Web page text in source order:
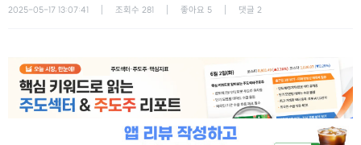
2025-05-17 13:07:41 조회수 281 좋아요 5 댓글 2